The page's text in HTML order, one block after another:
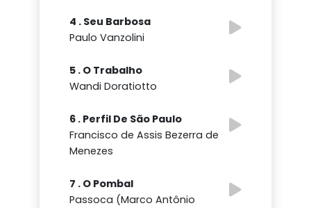
4 . Seu Barbosa
Paulo Vanzolini
5 . O Trabalho
Wandi Doratiotto
6 . Perfil De São Paulo
Francisco de Assis Bezerra de
Menezes
7 . O Pombal
Passoca (Marco Antônio